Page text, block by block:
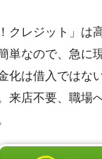
クレジット」
単なので、急に
化は借入ではな
来店不要、職場